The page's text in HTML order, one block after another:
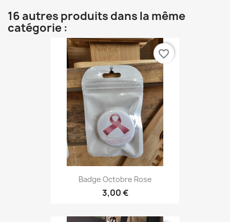
16 autres produits dans la même
catégorie :
Badge Octobre Rose
3,00 €
favorite_border